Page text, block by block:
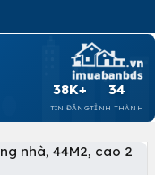
38K+
TIN ĐĂNG
34
TỈNH THÀNH